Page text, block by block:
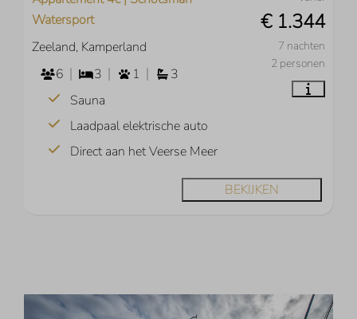
€ 1.344
7 nachten
2 personen
Watersport
Zeeland, Kamperland
6
3 1
3
Sauna
Laadpaal elektrische auto
Direct aan het Veerse Meer
BEKIJKEN